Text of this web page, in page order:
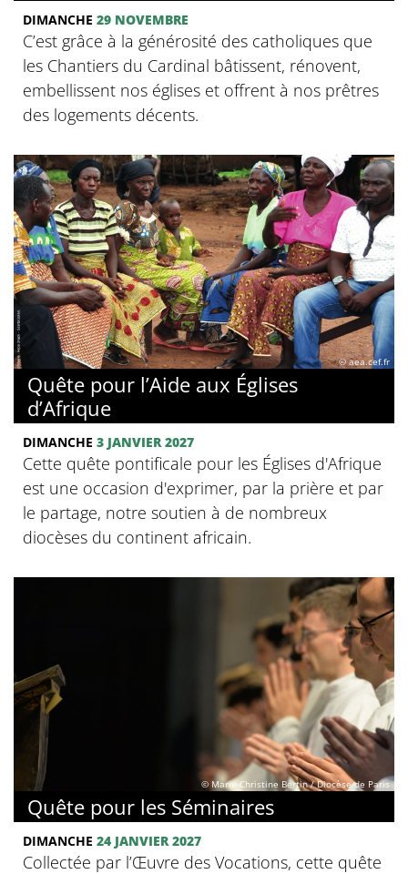
DIMANCHE 29 NOVEMBRE
C’est grâce à la générosité des catholiques que
les Chantiers du Cardinal bâtissent, rénovent,
embellissent nos églises et offrent à nos prêtres
des logements décents.
© aea.cef.fr
Quête pour l’Aide aux Églises
d’Afrique
DIMANCHE 3 JANVIER 2027
Cette quête pontificale pour les Églises d'Afrique
est une occasion d'exprimer, par la prière et par
le partage, notre soutien à de nombreux
diocèses du continent africain.
© Marie-Christine Bertin / Diocèse de Paris
Quête pour les Séminaires
DIMANCHE 24 JANVIER 2027
Collectée par l’Œuvre des Vocations, cette quête